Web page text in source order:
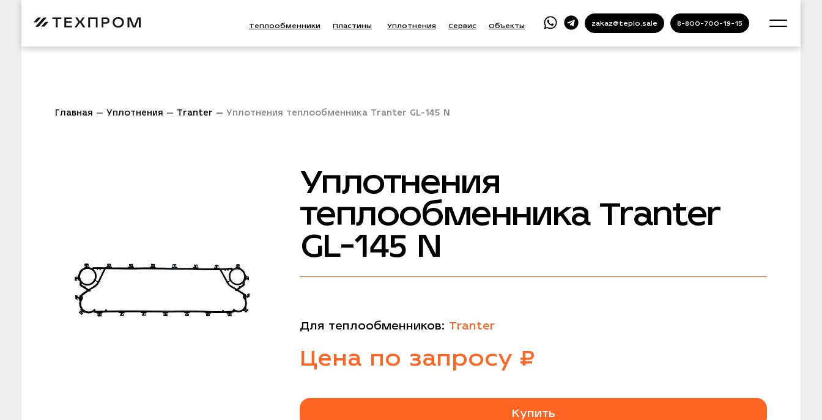
Теплообменники Пластины Уплотнения Сервис Объекты zakaz@teplo.sale 8-800-700-19-15
Главная Уплотнения Tranter Уплотнения теплообменника Tranter GL-145 N
Уплотнения
теплообменника Tranter
GL-145 N
Для теплообменников: Tranter
Цена по запросу ₽
Купить